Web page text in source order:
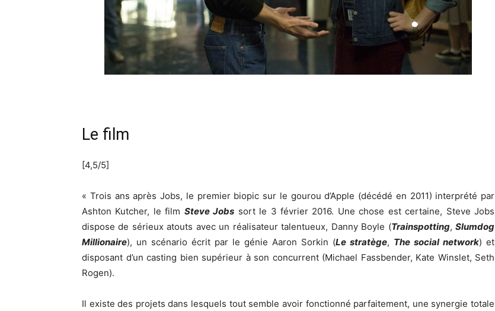
Le film
[4,5/5]
« Trois ans après Jobs, le premier biopic sur le gourou d’Apple (décédé en 2011) interprété par
Ashton Kutcher, le film Steve Jobs sort le 3 février 2016. Une chose est certaine, Steve Jobs
dispose de sérieux atouts avec un réalisateur talentueux, Danny Boyle (Trainspotting,Slumdog
Millionaire), un scénario écrit par le génie Aaron Sorkin (Le stratège, The social network) et
disposant d’un casting bien supérieur à son concurrent (Michael Fassbender, Kate Winslet, Seth
Rogen).
Il existe des projets dans lesquels tout semble avoir fonctionné parfaitement, une synergie totale